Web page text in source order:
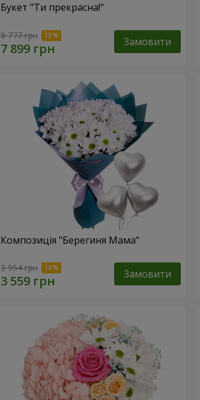
Букет "Ти прекрасна!"
8 777 грн Замовити
Композиція "Берегиня Мама"
3 954 грн Замовити